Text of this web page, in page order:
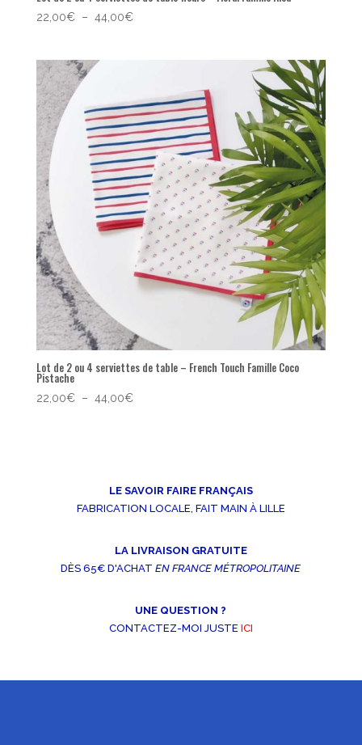
22,00€ – 44,00€Plage
44,00€
Lot de 2 ou 4 serviettes de table – French Touch Famille Coco
Pistache
22,00€ – 44,00€Plage
44,00€
LE SAVOIR FAIRE FRANÇAIS
FABRICATION LOCALE, FAIT MAIN À LILLE
LA LIVRAISON GRATUITE
DÈS 65€ D'ACHATEN FRANCE MÉTROPOLITAINE
UNE QUESTION ?
CONTACTEZ-MOI JUSTE ICI